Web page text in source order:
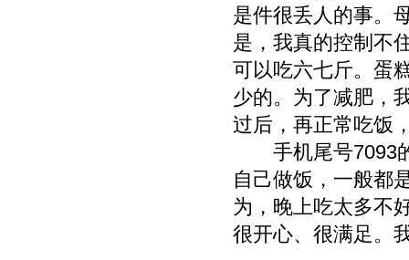
是件很丢人的事。
是，我真的控制不
可以吃六七斤。蛋
少的。为了减肥，
过后，再正常吃饭
手机尾号7093的
自己做饭，一般都
为，晚上吃太多不
很开心、很满足。